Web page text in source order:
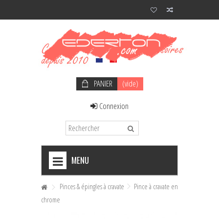
PANIER
(vide)
Connexion
MENU
+
NOEUDS PAPILLON HOMME
NOEUDS PAPILLON FEMME
Pinces & épingles à cravate
Pince à cravate en
chrome